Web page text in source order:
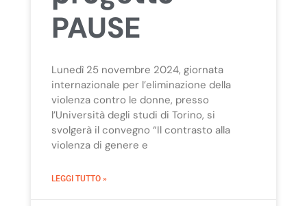
PAUSE
Lunedì 25 novembre 2024, giornata
internazionale per l’eliminazione della
violenza contro le donne, presso
l’Università degli studi di Torino, si
svolgerà il convegno “Il contrasto alla
violenza di genere e
LEGGI TUTTO »